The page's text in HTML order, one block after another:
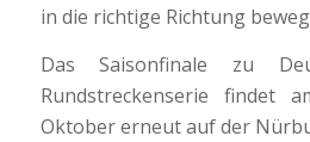
in die richtige Richtung
Das Saisonfinale zu
Rundstreckenserie findet
Oktober erneut auf der